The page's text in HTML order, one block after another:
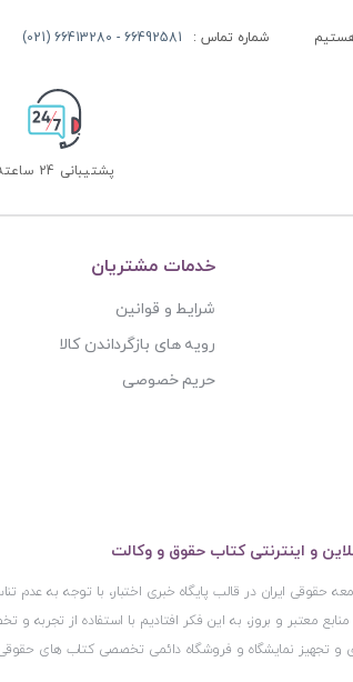
شماره تماس : 66492581 - 66413280 (021)
پشتیبانی 24 ساعته
خدمات مشتریان
شرایط و قوانین
رویه های بازگرداندن کالا
حریم خصوصی
و اینترنتی کتاب حقوق و وکالت
ایران در قالب پایگاه خبری اختبار، با توجه به
معتبر و بروز، به این فکر افتادیم با استفاده از
و تجهیز نمایشگاه و فروشگاه دائمی تخصصی کتاب های حقوقی